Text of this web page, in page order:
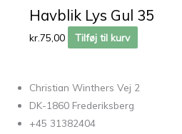
Havblik Lys Gul 35
kr.75,00 Tilføj til kurv
Christian Winthers Vej 2
DK-1860 Frederiksberg
+45 31382404